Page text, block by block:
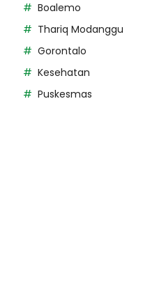
Boalemo
Thariq Modanggu
Gorontalo
Kesehatan
Puskesmas